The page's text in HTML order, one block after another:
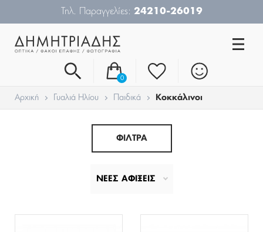
Δωρεάν Μεταφορικά από 50€
0
Αρχική Γυαλιά Ηλίου Παιδικά Κοκκάλινοι
ΦΙΛΤΡΑ
ΝΕΕΣ ΑΦΙΞΕΙΣ